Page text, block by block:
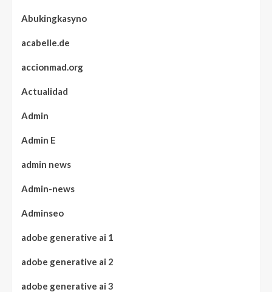
Abukingkasyno
acabelle.de
accionmad.org
Actualidad
Admin
Admin E
admin news
Admin-news
Adminseo
adobe generative ai 1
adobe generative ai 2
adobe generative ai 3